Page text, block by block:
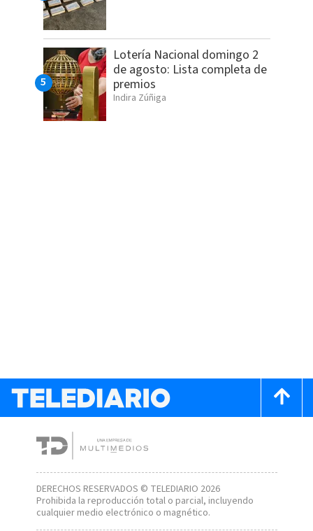
Lotería Nacional domingo 2
de agosto: Lista completa de
premios
Indira Zúñiga
DERECHOS RESERVADOS © TELEDIARIO 2026
Prohibida la reproducción total o parcial, incluyendo
cualquier medio electrónico o magnético.